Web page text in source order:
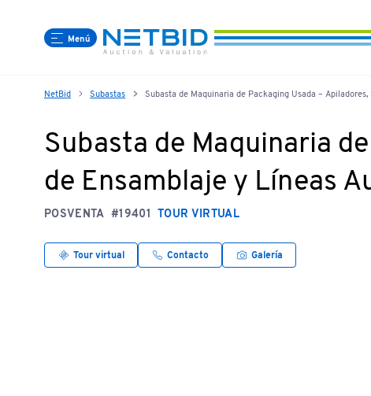
Menú
NetBid Subastas Subasta de Maquinaria de Packaging Usada –
Subasta de Maquinaria
de Ensamblaje y Líneas
POSVENTA #19401 TOUR VIRTUAL
Tour virtual Contacto Galería